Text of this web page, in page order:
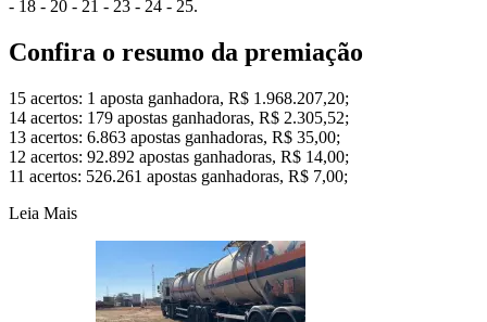
- 18 - 20 - 21 - 23 - 24 - 25.
Confira o resumo da premiação
15 acertos: 1 aposta ganhadora, R$ 1.968.207,20;
14 acertos: 179 apostas ganhadoras, R$ 2.305,52;
13 acertos: 6.863 apostas ganhadoras, R$ 35,00;
12 acertos: 92.892 apostas ganhadoras, R$ 14,00;
11 acertos: 526.261 apostas ganhadoras, R$ 7,00;
Leia Mais